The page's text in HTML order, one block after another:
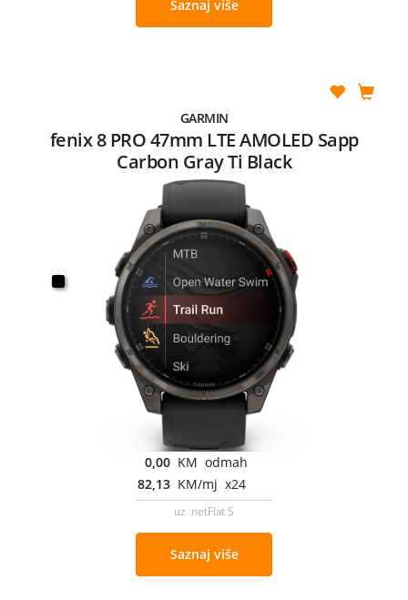
Saznaj više
GARMIN
fenix 8 PRO 47mm LTE AMOLED Sapp
Carbon Gray Ti Black
0,00 KM odmah
82,13 KM/mj x24
uz netFlat S
Saznaj više